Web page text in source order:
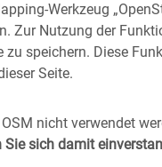
anders
Werkzeug
Zur Nutzung der
zu speichern. Diese
Seite.
nicht verwendet
Sie sich damit